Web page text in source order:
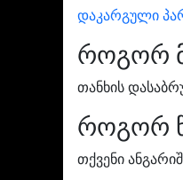
დაკარგული
როგორ
თანხის
როგორ
თქვენი